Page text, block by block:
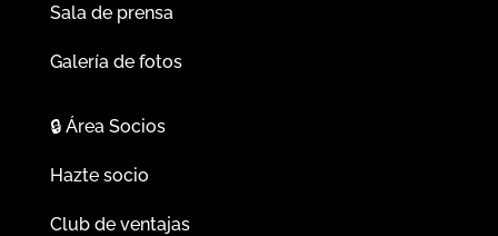
Sala de prensa
Galería de fotos
🔒Área Socios
Hazte socio
Club de ventajas